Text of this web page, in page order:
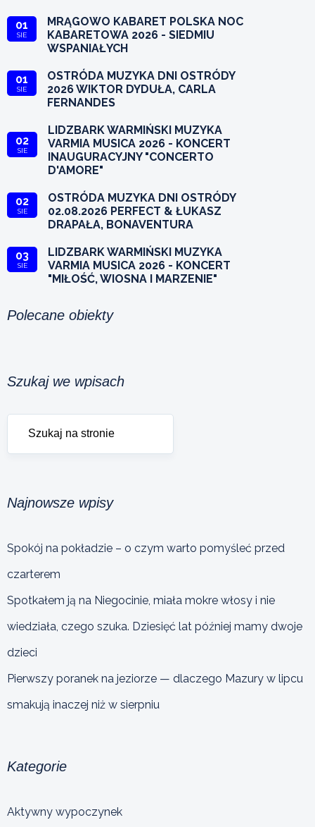
01
SIE
MRĄGOWO KABARET POLSKA NOC
KABARETOWA 2026 - SIEDMIU
WSPANIAŁYCH
01
SIE
OSTRÓDA MUZYKA DNI OSTRÓDY
2026 WIKTOR DYDUŁA, CARLA
FERNANDES
02
SIE
LIDZBARK WARMIŃSKI MUZYKA
VARMIA MUSICA 2026 - KONCERT
INAUGURACYJNY "CONCERTO
D'AMORE"
02
SIE
OSTRÓDA MUZYKA DNI OSTRÓDY
02.08.2026 PERFECT & ŁUKASZ
DRAPAŁA, BONAVENTURA
03
SIE
LIDZBARK WARMIŃSKI MUZYKA
VARMIA MUSICA 2026 - KONCERT
"MIŁOŚĆ, WIOSNA I MARZENIE"
Polecane obiekty
Szukaj we wpisach
Najnowsze wpisy
Spokój na pokładzie – o czym warto pomyśleć przed
czarterem
Spotkałem ją na Niegocinie, miała mokre włosy i nie
wiedziała, czego szuka. Dziesięć lat później mamy dwoje
dzieci
Pierwszy poranek na jeziorze — dlaczego Mazury w lipcu
smakują inaczej niż w sierpniu
Kategorie
Aktywny wypoczynek